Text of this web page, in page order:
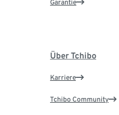
Garantie
Über Tchibo
Karriere
Tchibo Community